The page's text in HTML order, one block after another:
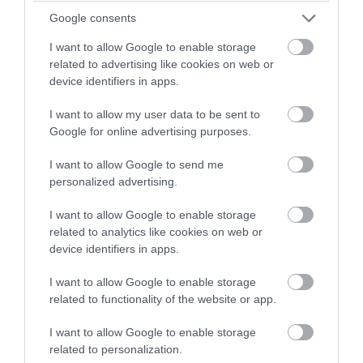
Google consents
I want to allow Google to enable storage
related to advertising like cookies on web or
device identifiers in apps.
I want to allow my user data to be sent to
Google for online advertising purposes.
I want to allow Google to send me
personalized advertising.
I want to allow Google to enable storage
related to analytics like cookies on web or
device identifiers in apps.
I want to allow Google to enable storage
related to functionality of the website or app.
I want to allow Google to enable storage
related to personalization.
(=εκ -του- έλικος, DNA) του νου-ψυχής
προς τον Δημιουργό. Έναν Δημιουργό
που δημιούργησε βάσει αυτών των
τεσσάρων επιστημών. 27 σύμβολα-
Ελληνικό Αλφάβητο, 3 ομάδες από 9
σύμβολα-αριθμούς η κάθε ομάδα, με
άθροισμα κάθε ομάδας 45, 450,
4.500.ΑΛΦΑ = 1+30+500+1= 532 =>5+3+2=
10 => 1+0= 1
ΕΝ = 5+50 = 55 => 5+5 = 10 => 1+0= 1
ΟΜΙΚΡΟΝ = 70+40+10+20+100+70+50=
360, όσες και οι μοίρες του κύκλου
Για να είμαστε σε θέση να κατανοήσουμε